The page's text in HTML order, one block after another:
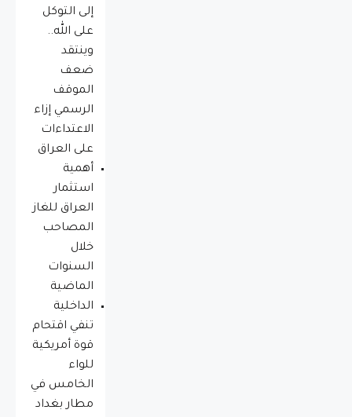
إلى التوكل
على الله..
وينتقد
ضعف
الموقف
الرسمي إزاء
الاعتداءات
على العراق
أهمية
استثمار
العراق للغاز
المصاحب
خلال
السنوات
الماضية
الداخلية
تنفي اقتحام
قوة أمريكية
للواء
الخامس في
مطار بغداد